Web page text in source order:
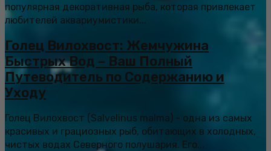
популярная декоративная рыба, которая привлекает
любителей аквариумистики...
Голец Вилохвост: Жемчужина
Быстрых Вод – Ваш Полный
Путеводитель по Содержанию и
Уходу
Голец Вилохвост (Salvelinus malma) - одна из самых
красивых и грациозных рыб, обитающих в холодных,
чистых водах Северного полушария. Его...